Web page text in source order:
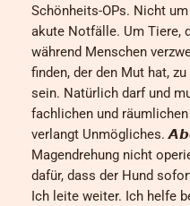
Schönheits-OPs. Nicht
akute Notfälle. Um Tiere,
während Menschen
finden, der den Mut hat,
sein. Natürlich darf und
fachlichen und
verlangt Unmögliches.
Magendrehung nicht
dafür, dass der Hund
Ich leite weiter. Ich helfe